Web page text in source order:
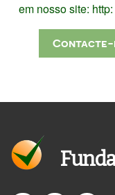
em nosso site:
Contacte-